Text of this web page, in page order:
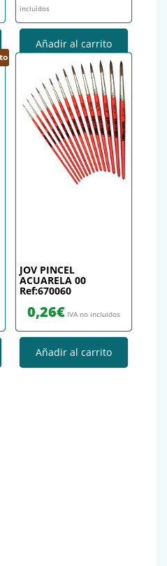
incluidos
Añadir al carrito
5,12€.
actual es: 4,61€.
JOV PINCEL
ACUARELA 00
Ref:670060
0,26€ IVA no incluidos
Añadir al carrito